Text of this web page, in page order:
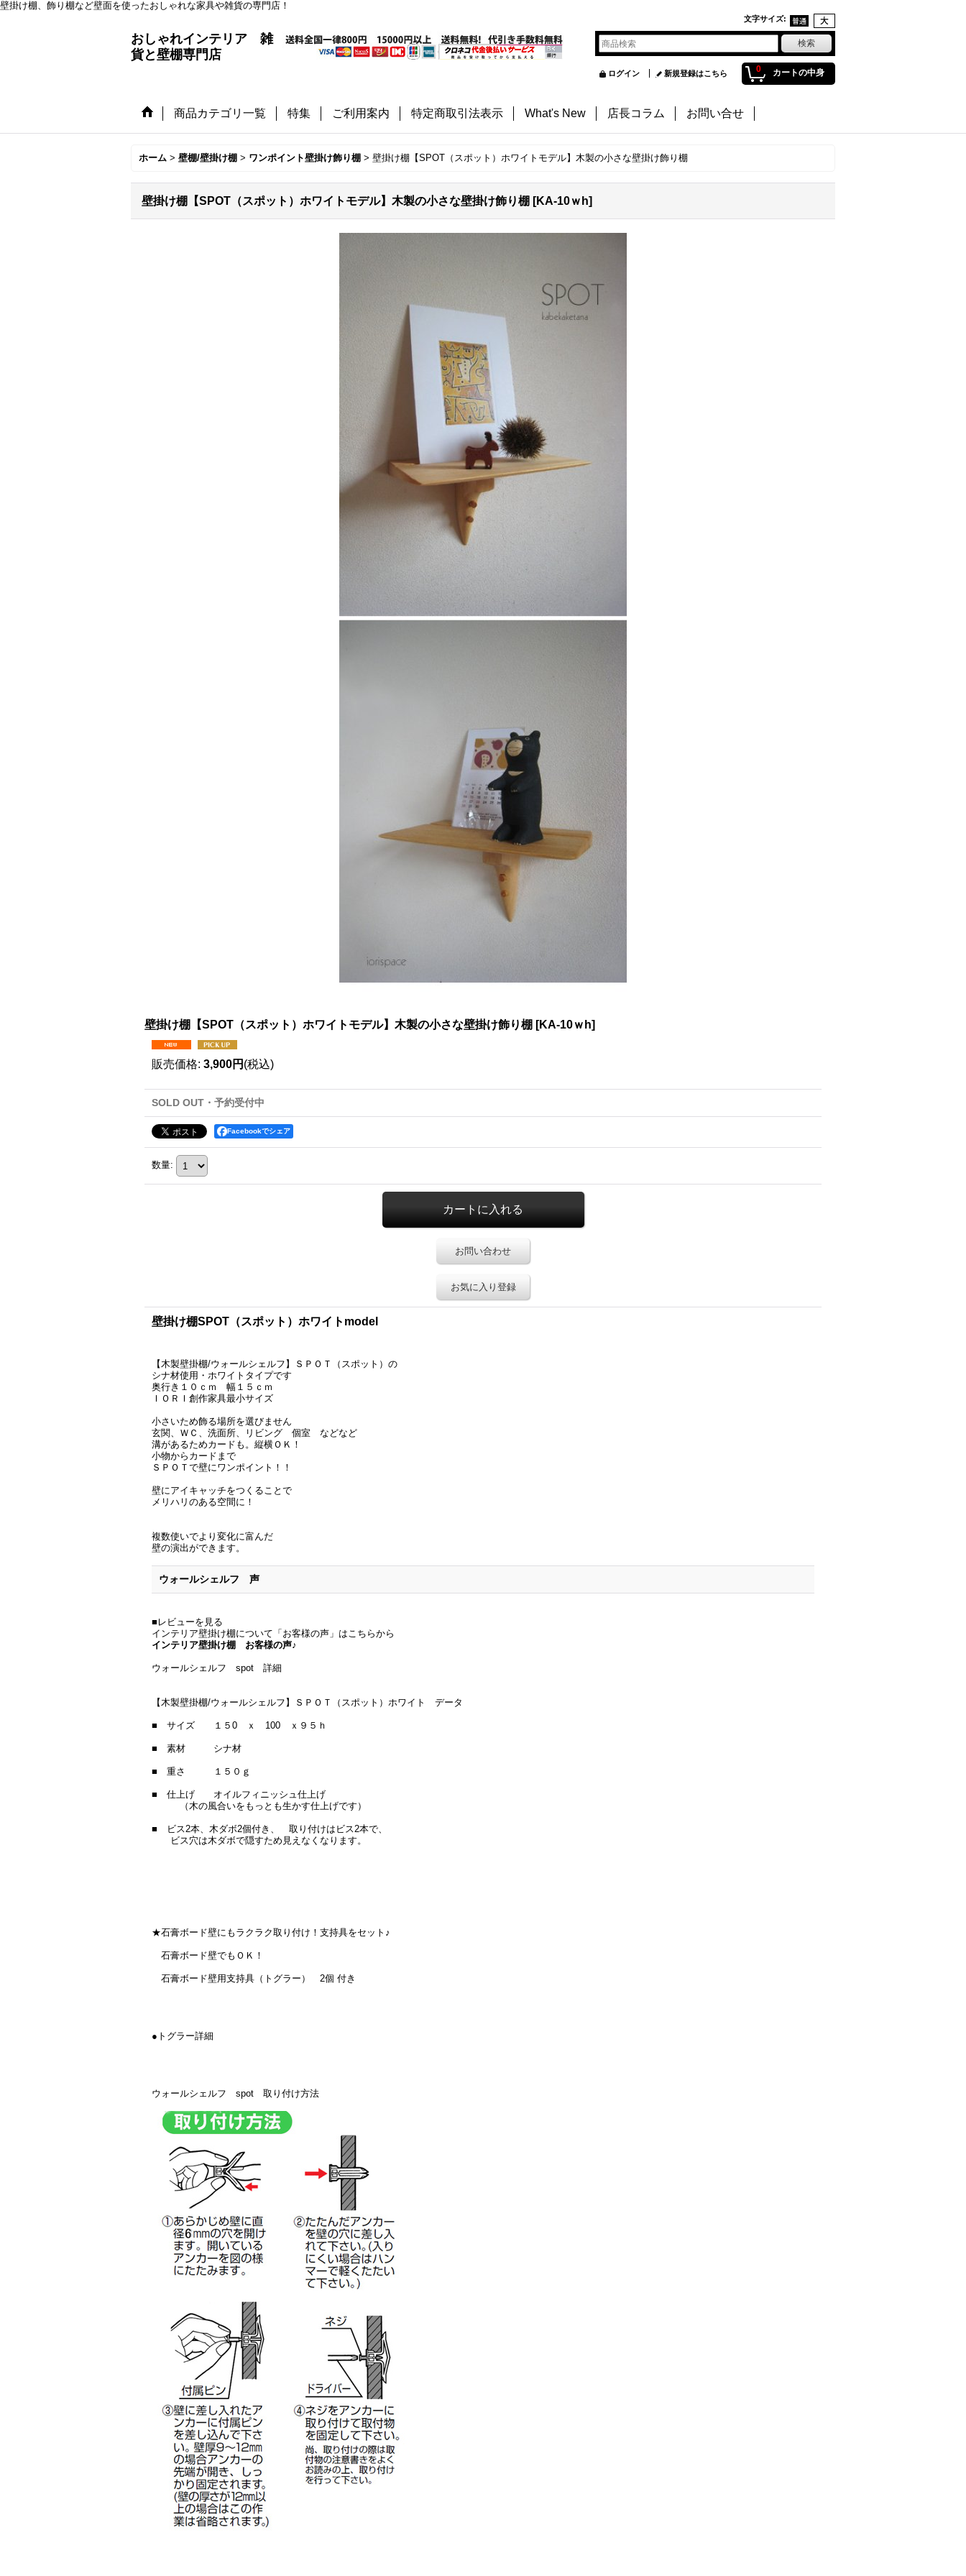
壁掛け棚、飾り棚など壁面を使ったおしゃれな家具や雑貨の専門店！
文字サイズ:
おしゃれインテリア 雑
貨と壁棚専門店
0 カートの中身
ログイン 新規登録はこちら
商品カテゴリ一覧 特集 ご利用案内 特定商取引法表示 What's New 店長コラム お問い合せ
ホーム > 壁棚/壁掛け棚 > ワンポイント壁掛け飾り棚 > 壁掛け棚【SPOT（スポット）ホワイトモデル】木製の小さな壁掛け飾り棚
壁掛け棚【SPOT（スポット）ホワイトモデル】木製の小さな壁掛け飾り棚 [KA-10ｗh]
壁掛け棚【SPOT（スポット）ホワイトモデル】木製の小さな壁掛け飾り棚 [KA-10ｗh]
販売価格: 3,900円 (税込)
SOLD OUT・予約受付中
Facebookでシェア
数量:
お問い合わせ
お気に入り登録
壁掛け棚SPOT（スポット）ホワイトmodel
【木製壁掛棚/ウォールシェルフ】ＳＰＯＴ（スポット）の
シナ材使用・ホワイトタイプです
奥行き１０ｃｍ 幅１５ｃｍ
ＩＯＲＩ創作家具最小サイズ
小さいため飾る場所を選びません
玄関、ＷＣ、洗面所、リビング 個室 などなど
溝があるためカードも。縦横ＯＫ！
小物からカードまで
ＳＰＯＴで壁にワンポイント！！
壁にアイキャッチをつくることで
メリハリのある空間に！
複数使いでより変化に富んだ
壁の演出ができます。
ウォールシェルフ 声
■レビューを見る
インテリア壁掛け棚について「お客様の声」はこちらから
インテリア壁掛け棚 お客様の声♪
ウォールシェルフ spot 詳細
【木製壁掛棚/ウォールシェルフ】ＳＰＯＴ（スポット）ホワイト データ
■ サイズ １５0 ｘ 100 ｘ９５ｈ
■ 素材 シナ材
■ 重さ １５０ｇ
■ 仕上げ オイルフィニッシュ仕上げ
（木の風合いをもっとも生かす仕上げです）
■ ビス2本、木ダボ2個付き、 取り付けはビス2本で、
ビス穴は木ダボで隠すため見えなくなります。
★石膏ボード壁にもラクラク取り付け！支持具をセット♪
石膏ボード壁でもＯＫ！
石膏ボード壁用支持具（トグラー） 2個 付き
●トグラー詳細
ウォールシェルフ spot 取り付け方法